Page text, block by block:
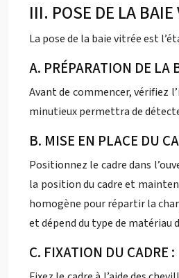
III. POSE DE LA
La pose de la baie vitrée est
A. PRÉPARATION DE LA
Avant de commencer, vérifiez
minutieux permettra de
B. MISE EN PLACE DU
Positionnez le cadre dans
la position du cadre et
homogène pour répartir la
et dépend du type de matériau
C. FIXATION DU CADRE :